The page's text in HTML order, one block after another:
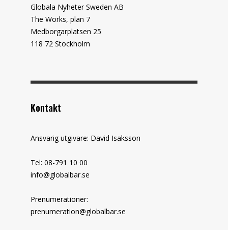
Globala Nyheter Sweden AB
The Works, plan 7
Medborgarplatsen 25
118 72 Stockholm
Kontakt
Ansvarig utgivare: David Isaksson
Tel: 08-791 10 00
info@globalbar.se
Prenumerationer:
prenumeration@globalbar.se